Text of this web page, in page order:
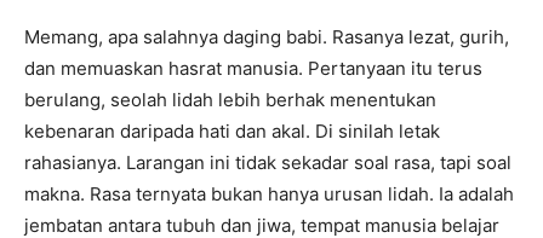
Memang, apa salahnya daging babi. Rasanya lezat, gurih,
dan memuaskan hasrat manusia. Pertanyaan itu terus
berulang, seolah lidah lebih berhak menentukan
kebenaran daripada hati dan akal. Di sinilah letak
rahasianya. Larangan ini tidak sekadar soal rasa, tapi soal
makna. Rasa ternyata bukan hanya urusan lidah. Ia adalah
jembatan antara tubuh dan jiwa, tempat manusia belajar